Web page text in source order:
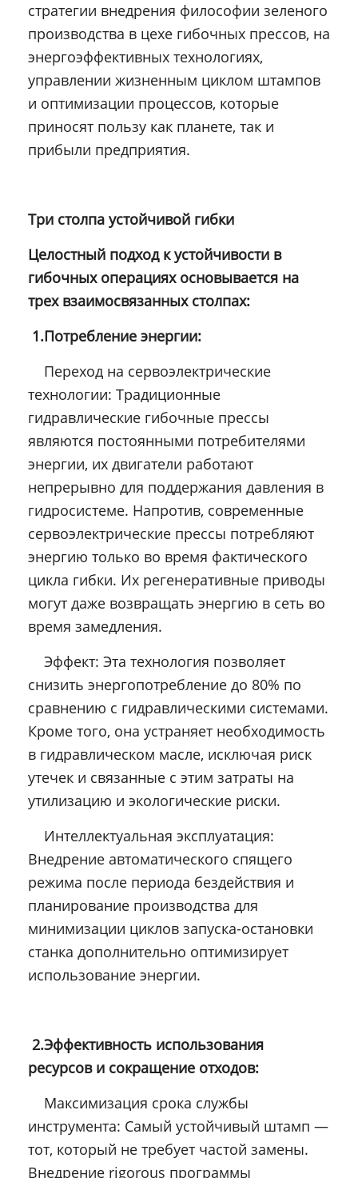
стратегии внедрения философии зеленого
производства в цехе гибочных прессов, на
энергоэффективных технологиях,
управлении жизненным циклом штампов
и оптимизации процессов, которые
приносят пользу как планете, так и
прибыли предприятия.
Три столпа устойчивой гибки
Целостный подход к устойчивости в
гибочных операциях основывается на
трех взаимосвязанных столпах:
1.Потребление энергии:
Переход на сервоэлектрические
технологии: Традиционные
гидравлические гибочные прессы
являются постоянными потребителями
энергии, их двигатели работают
непрерывно для поддержания давления в
гидросистеме. Напротив, современные
сервоэлектрические прессы потребляют
энергию только во время фактического
цикла гибки. Их регенеративные приводы
могут даже возвращать энергию в сеть во
время замедления.
Эффект: Эта технология позволяет
снизить энергопотребление до 80% по
сравнению с гидравлическими системами.
Кроме того, она устраняет необходимость
в гидравлическом масле, исключая риск
утечек и связанные с этим затраты на
утилизацию и экологические риски.
Интеллектуальная эксплуатация:
Внедрение автоматического спящего
режима после периода бездействия и
планирование производства для
минимизации циклов запуска-остановки
станка дополнительно оптимизирует
использование энергии.
2.Эффективность использования
ресурсов и сокращение отходов:
Максимизация срока службы
инструмента: Самый устойчивый штамп —
тот, который не требует частой замены.
Внедрение rigorous программы